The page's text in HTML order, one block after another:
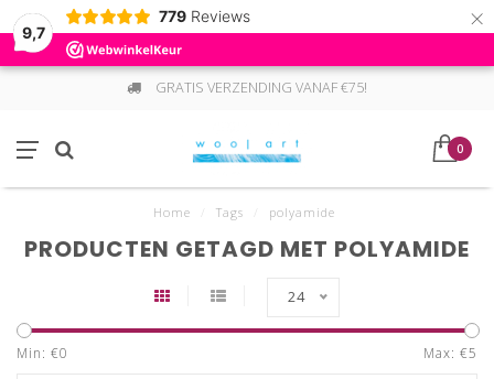
9,7
779 Reviews ×
GRATIS VERZENDING VANAF €75!
0
Home Tags polyamide
PRODUCTEN GETAGD MET POLYAMIDE
24
Min: €0 Max: €5